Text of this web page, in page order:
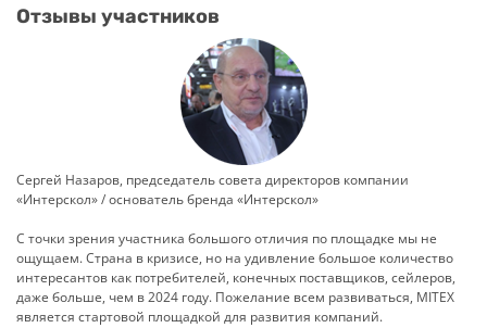
Отзывы участников
Сергей Назаров, председатель совета директоров компании
«Интерскол» / основатель бренда «Интерскол»
С точки зрения участника большого отличия по площадке мы не
ощущаем. Страна в кризисе, но на удивление большое количество
интересантов как потребителей, конечных поставщиков, сейлеров,
даже больше, чем в 2024 году. Пожелание всем развиваться, MITEX
является стартовой площадкой для развития компаний.